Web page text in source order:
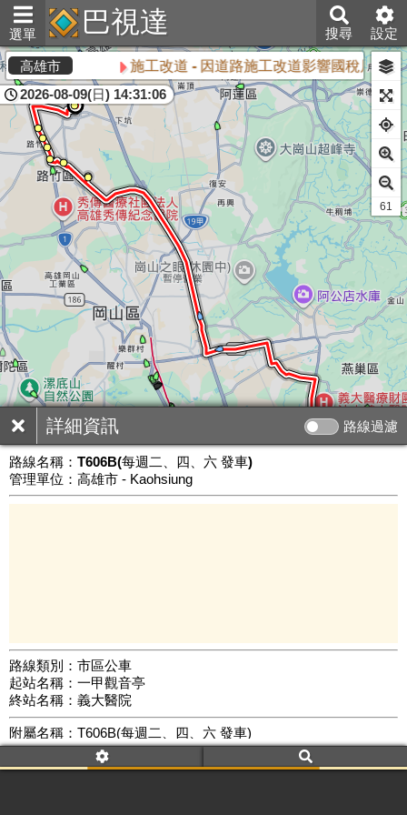
選單 巴視達 搜尋 設定
詳細資訊 路線過濾
路線名稱： T606B(每週二、四、六 發車)
管理單位：高雄市 - Kaohsiung
路線類別：市區公車
起站名稱：一甲觀音亭
終站名稱：義大醫院
附屬名稱：T606B(每週二、四、六 發車)
車頭描述：義大醫院
一甲觀音亭
高雄市 施工改道 - 因道路施工改道影響國稅局等站
2026-08-09(日) 14:31:06
公車數量: 累計6282、上線5248
60
Leaflet |©Google Map